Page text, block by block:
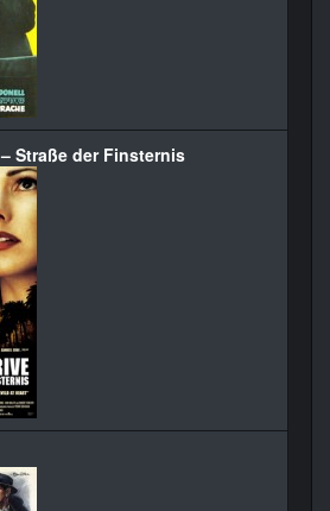
Straße der Finsternis